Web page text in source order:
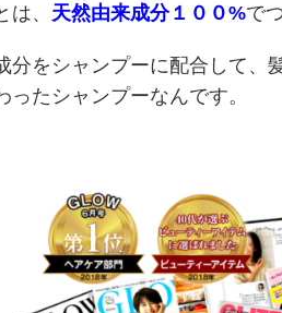
、 天然由来成分１００%で
分をシャンプーに配合して、
たシャンプーなんです。